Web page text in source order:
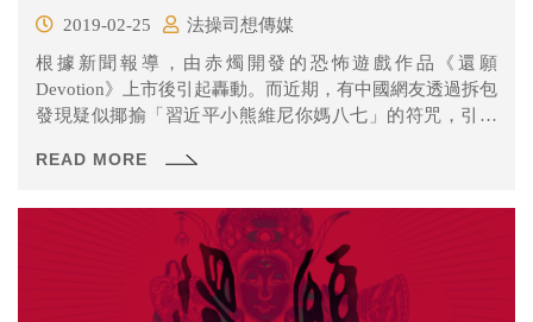
2019-02-25
法操司想傳媒
根據新聞報導，由赤燭開發的恐怖遊戲作品《還願
Devotion》上市後引起轟動。而近期，有中國網友透過拆包
發現疑似揶揄「習近平小熊維尼你媽八七」的符咒，引發
件爆發後，有台灣網友在網路上公開了自己模仿製作的
符」，也有人將該印、符咒製成衣服販售。
READ MORE